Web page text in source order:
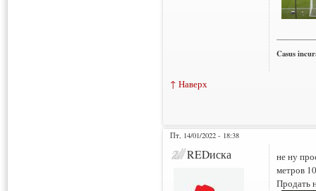
Casus
↑ Наверх
Пт, 14/01/2022 - 18:38
REDиска
не ну
метров
Продать